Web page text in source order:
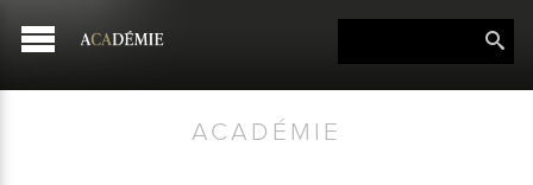
ACADÉMIE